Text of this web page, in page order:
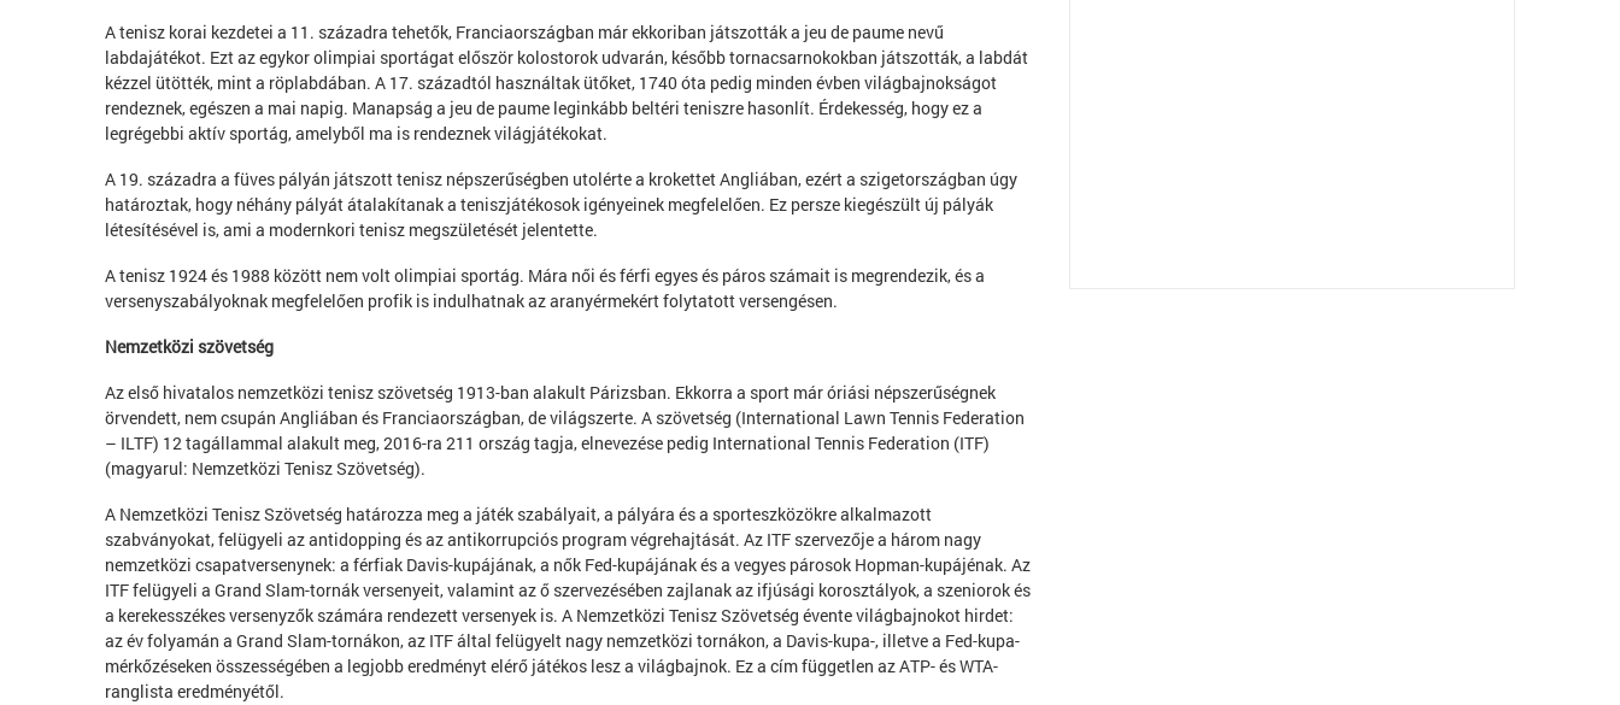
A tenisz korai kezdetei a 11. századra tehetők, Franciaországban már ekkoriban játszották a jeu de paume nevű
labdajátékot. Ezt az egykor olimpiai sportágat először kolostorok udvarán, később tornacsarnokokban játszották, a labdát
kézzel ütötték, mint a röplabdában. A 17. századtól használtak ütőket, 1740 óta pedig minden évben világbajnokságot
rendeznek, egészen a mai napig. Manapság a jeu de paume leginkább beltéri teniszre hasonlít. Érdekesség, hogy ez a
legrégebbi aktív sportág, amelyből ma is rendeznek világjátékokat.
A 19. századra a füves pályán játszott tenisz népszerűségben utolérte a krokettet Angliában, ezért a szigetországban úgy
határoztak, hogy néhány pályát átalakítanak a teniszjátékosok igényeinek megfelelően. Ez persze kiegészült új pályák
létesítésével is, ami a modernkori tenisz megszületését jelentette.
A tenisz 1924 és 1988 között nem volt olimpiai sportág. Mára női és férfi egyes és páros számait is megrendezik, és a
versenyszabályoknak megfelelően profik is indulhatnak az aranyérmekért folytatott versengésen.
Nemzetközi szövetség
Az első hivatalos nemzetközi tenisz szövetség 1913-ban alakult Párizsban. Ekkorra a sport már óriási népszerűségnek
örvendett, nem csupán Angliában és Franciaországban, de világszerte. A szövetség (International Lawn Tennis Federation
– ILTF) 12 tagállammal alakult meg, 2016-ra 211 ország tagja, elnevezése pedig International Tennis Federation (ITF)
(magyarul: Nemzetközi Tenisz Szövetség).
A Nemzetközi Tenisz Szövetség határozza meg a játék szabályait, a pályára és a sporteszközökre alkalmazott
szabványokat, felügyeli az antidopping és az antikorrupciós program végrehajtását. Az ITF szervezője a három nagy
nemzetközi csapatversenynek: a férfiak Davis-kupájának, a nők Fed-kupájának és a vegyes párosok Hopman-kupájénak. Az
ITF felügyeli a Grand Slam-tornák versenyeit, valamint az ő szervezésében zajlanak az ifjúsági korosztályok, a szeniorok és
a kerekesszékes versenyzők számára rendezett versenyek is. A Nemzetközi Tenisz Szövetség évente világbajnokot hirdet:
az év folyamán a Grand Slam-tornákon, az ITF által felügyelt nagy nemzetközi tornákon, a Davis-kupa-, illetve a Fed-kupa-
mérkőzéseken összességében a legjobb eredményt elérő játékos lesz a világbajnok. Ez a cím független az ATP- és WTA-
ranglista eredményétől.